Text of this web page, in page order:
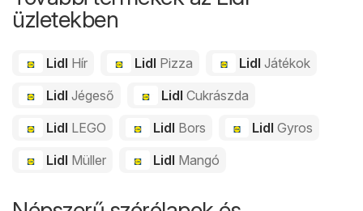
üzletekben
Lidl Hír Lidl Pizza LidlJátékok
Lidl Jégeső Lidl Cukrászda
Lidl LEGO Lidl Bors LidlGyros
Lidl Müller Lidl Mangó